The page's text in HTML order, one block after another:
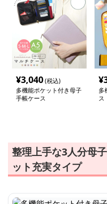
¥3,040(税込)
多機能ポケット付き母子
手帳ケース
¥
多
ス
整理上手な3人分母
ット充実タイプ